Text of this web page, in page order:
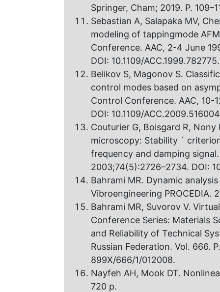
Springer, Cham; 2019. P.
Sebastian A, Salapaka MV,
modeling of tappingmode
Conference. AAC, 2-4 June
DOI: 10.1109/ACC.1999.782775.
Belikov S, Magonov S.
control modes based on
Control Conference. AAC, 10-
DOI: 10.1109/
Couturier G, Boisgard R,
microscopy: Stability ´
frequency and damping
2003;74(5):2726–2734. DOI:
Bahrami MR. Dynamic
Vibroengineering PROCEDIA.
Bahrami MR, Suvorov V.
Conference Series: Materials
and Reliability of Technical
Russian Federation. Vol. 666.
899X/666/1/012008.
Nayfeh AH, Mook DT.
720 p.